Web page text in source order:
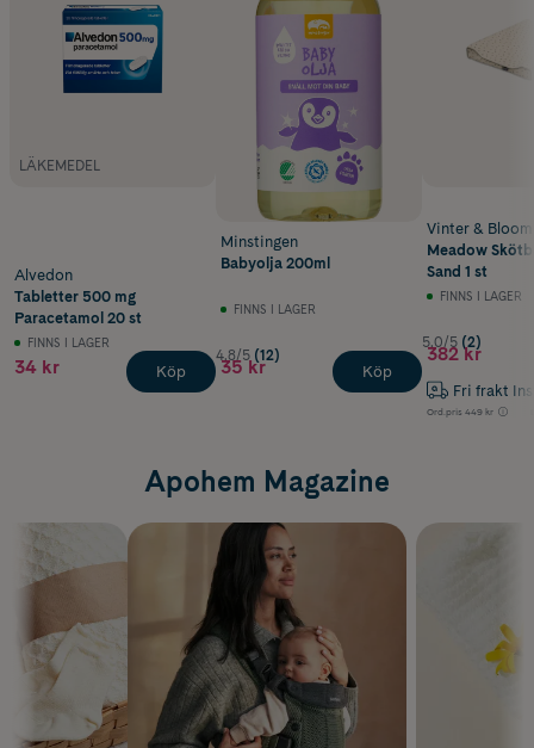
LÄKEMEDEL
Alvedon
Tabletter 500 mg
Paracetamol 20 st
FINNS I LAGER
34 kr Köp
Minstingen
Babyolja 200ml
FINNS I LAGER
4.8/5 (12)
35 kr Köp
Vinter & Bloom
Meadow
Sand 1 st
FINNS I LAGER
5.0/5 (2)
382 kr
Fri frakt
Ord.pris 449 kr
Apohem Magazine